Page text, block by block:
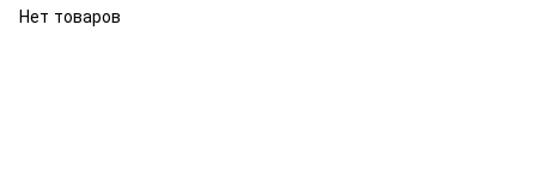
Нет товаров